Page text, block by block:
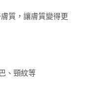
質，讓膚質變得更
、頸紋等